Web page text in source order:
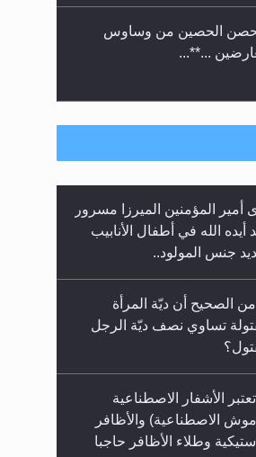
الحصين من وساوس
...**...
التّحريك الجديد...
في لغة المسيح الموعود عليه
4...
أمير المؤمنين الميرزا مسرور
أيده الله في أطفال الأنابيب
جنس المولود..
الصحيح أن ديّة المرأة
تساوي نصف ديّة الرجل
الأشفار الاصطناعية
الاصطناعية) والأظافر
وطلاء الأظافر حاجبا